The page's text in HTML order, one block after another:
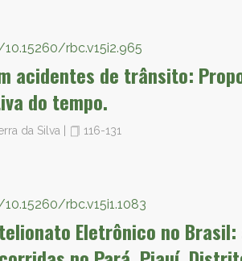
rbc.v15i2.965
acidentes de trânsito:
do tempo.
da Silva 116-131
rbc.v15i1.1083
Eletrônico no